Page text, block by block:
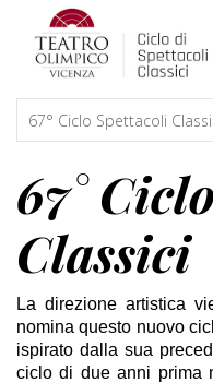
67°
Classici
La direzione artistica
nomina questo nuovo
ispirato dalla sua
ciclo di due anni prima